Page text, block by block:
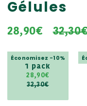
Gélules
28,90€
1 pack
Économisez -10%
28,90€
32,30€